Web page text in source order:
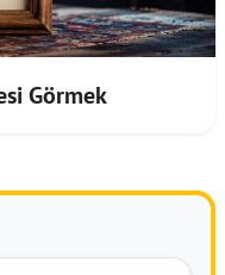
Görmek